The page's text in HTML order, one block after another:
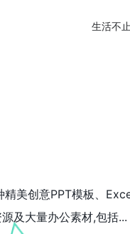
生活不
美创意PPT模板、
及大量办公素材,包括...